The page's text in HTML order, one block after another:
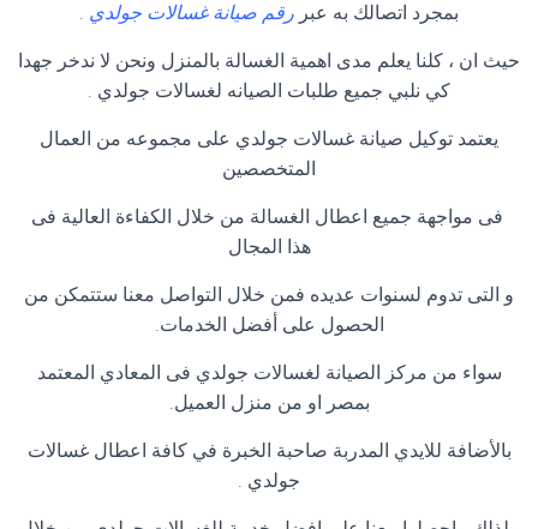
بمجرد اتصالك به عبر رقم صيانة غسالات جولدي .
حيث ان ، كلنا يعلم مدى اهمية الغسالة بالمنزل ونحن لا ندخر جهدا
كي نلبي جميع طلبات الصيانه لغسالات جولدي .
يعتمد توكيل صيانة غسالات جولدي على مجموعه من العمال
المتخصصين
فى مواجهة جميع اعطال الغسالة من خلال الكفاءة العالية فى
هذا المجال
و التى تدوم لسنوات عديده فمن خلال التواصل معنا ستتمكن من
الحصول على أفضل الخدمات.
سواء من مركز الصيانة لغسالات جولدي فى المعادي المعتمد
بمصر او من منزل العميل.
بالأضافة للايدي المدربة صاحبة الخبرة في كافة اعطال غسالات
جولدي .